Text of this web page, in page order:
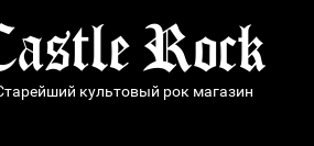
культовый рок магазин